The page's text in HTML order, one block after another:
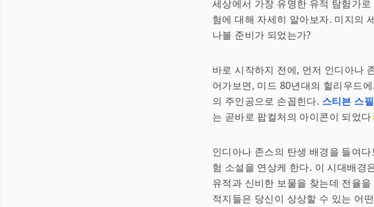
세상에서 가장 유명한 유적 탐험가
험에 대해 자세히 알아보자. 미지의
나볼 준비가 되었는가?
바로 시작하지 전에, 먼저 인디아나
어가보면, 미드 80년대의 헐리우드
의 주인공으로 손꼽힌다. 스티븐 스
는 곧바로 팝컬처의 아이콘이 되었
인디아나 존스의 탄생 배경을 들여
험 소설을 연상케 한다. 이 시대배경
유적과 신비한 보물을 찾는데 전율
적지들은 당신이 상상할 수 있는